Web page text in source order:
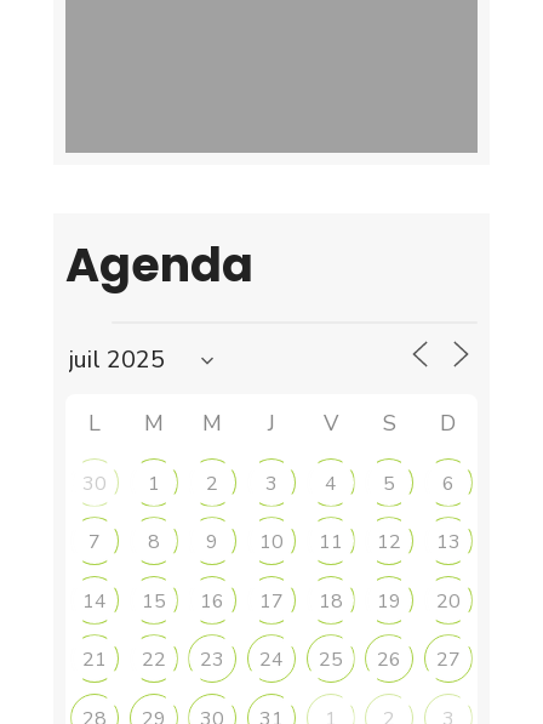
Agenda
L M M J V S D
30 1 2 3 4 5 6
7 8 9 10 11 12 13
14 15 16 17 18 19 20
21 22 23 24 25 26 27